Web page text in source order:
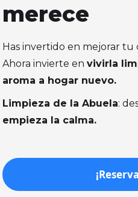
merece
Has invertido en mejorar tu
Ahora invierte envivirla
aroma a hogar nuevo.
Limpieza de la Abuela:
empieza la calma.